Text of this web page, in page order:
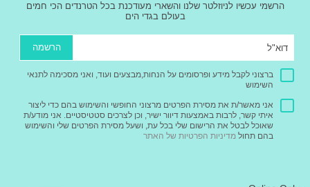
הרשמי עכשיו לניוזלטר שלנו והשארי מעודכנת בכל הטרנדים הכי חמים
בעולם בגדי הים
הרשמה
ברצוני לקבל מידע ופרסומים על הנחות,מבצעים ועוד, ואני מסכימה לתנאי
השימוש
אני מאשר/ת את מסירת הפרטים מרצוני החופשי והשימוש בהם כדי ליצור
איתי קשר, לרבות באמצעות דיוור ישיר, וכן לצרכים סטטיסטיים. אני מודע/ת
שאוכל לבטל את הרישום שלי בכל עת, ושעל מסירת הפרטים שלי והשימוש
בהם תחול מדיניות הפרטיות של האתר